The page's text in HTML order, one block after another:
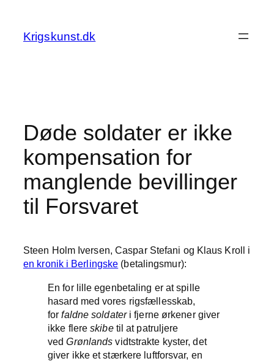
indhold
Krigskunst.dk
Døde soldater er ikke
kompensation for
manglende bevillinger
til Forsvaret
Steen Holm Iversen, Caspar Stefani og Klaus Kroll i
en kronik i Berlingske (betalingsmur):
En for lille egenbetaling er at spille
hasard med vores rigsfællesskab,
forfaldne soldateri fjerne ørkener giver
ikke flere skibetil at patruljere
vedGrønlands vidtstrakte kyster, det
giver ikke et stærkere luftforsvar, en